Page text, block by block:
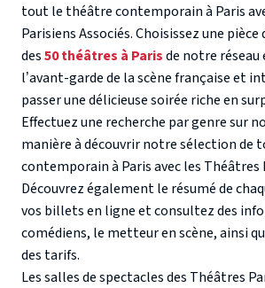
tout le théâtre contemporain à Paris
Parisiens Associés. Choisissez une pièce
des50 théâtres à Parisde notre réseau
l’avant-garde de la scène française et
passer une délicieuse soirée riche en
Effectuez une recherche par genre sur
manière à découvrir notre sélection de
contemporain à Paris avec les Théâtres
Découvrez également le résumé de
vos billets en ligne et consultez des
comédiens, le metteur en scène, ainsi
des tarifs.
Les salles de spectacles des Théâtres